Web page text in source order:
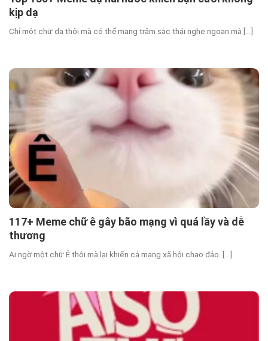
kịp dạ
Chỉ một chữ dạ thôi mà có thể mang trăm sắc thái nghe ngoan mà [...]
117+ Meme chữ ê gây bão mạng vì quá lầy và dễ
thương
Ai ngờ một chữ Ê thôi mà lại khiến cả mạng xã hội chao đảo. [...]